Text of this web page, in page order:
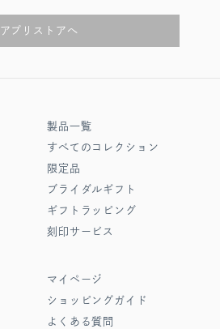
アプリストアへ
製品一覧
すべてのコレクション
限定品
ブライダルギフト
ギフトラッピング
刻印サービス
マイページ
ショッピングガイド
よくある質問